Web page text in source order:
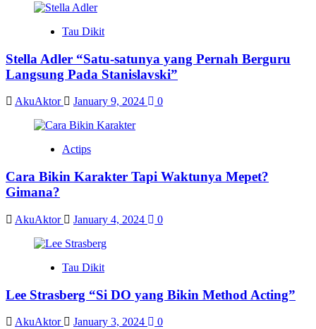
Tau Dikit
Stella Adler “Satu-satunya yang Pernah Berguru
Langsung Pada Stanislavski”
AkuAktor January 9, 2024 0
Actips
Cara Bikin Karakter Tapi Waktunya Mepet?
Gimana?
AkuAktor January 4, 2024 0
Tau Dikit
Lee Strasberg “Si DO yang Bikin Method Acting”
AkuAktor January 3, 2024 0